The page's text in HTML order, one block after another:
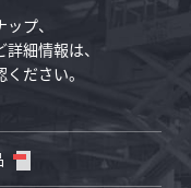
プ、
細情報は、
ださい。